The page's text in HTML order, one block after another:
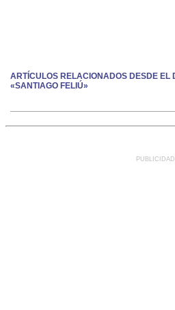
ARTÍCULOS RELACIONADOS DESDE EL
«SANTIAGO FELIÚ»
PUBLICIDAD